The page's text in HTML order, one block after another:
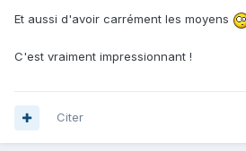
Et aussi d'avoir carrément les moyens
C'est vraiment impressionnant !
Citer